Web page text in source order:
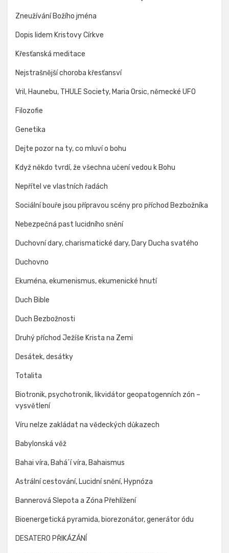
Zneužívání Božího jména
Dopis lidem Kristovy Církve
Křesťanská meditace
Nejstrašnější choroba křesťansví
Vril, Haunebu, THULE Society, Maria Orsic, německé UFO
Filozofie
Genetika
Dejte pozor na ty, co mluví o bohu
Když někdo tvrdí, že všechna učení vedou k Bohu
Nepřítel ve vlastních řadách
Sociální bouře jsou přípravou scény pro příchod Bezbožníka
Nebezpečná past lucidního snění
Duchovní dary, charismatické dary, Dary Ducha svatého
Duchovno
Ekuména, ekumenismus, ekumenické hnutí
Duch Bible
Duch Bezbožnosti
Druhý příchod Ježíše Krista na Zemi
Desátek, desátky
Totalita
Biotronik, psychotronik, likvidátor geopatogenních zón –
vysvětlení
Víru nelze zakládat na vědeckých důkazech
Babylonská věž
Bahai víra, Bahá´í víra, Bahaismus
Astrální cestování, Lucidní snění, Hypnóza
Bannerová Slepota a Zóna Přehlížení
Bioenergetická pyramida, biorezonátor, generátor ódu
DESATERO PŘIKÁZÁNÍ